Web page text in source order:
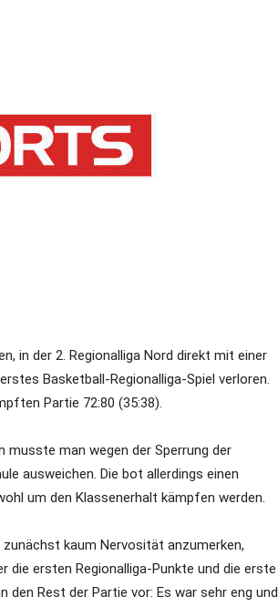
in der 2. Regionalliga Nord direkt mit einer
Basketball-Regionalliga-Spiel verloren.
Partie 72:80 (35:38).
man wegen der Sperrung der
ausweichen. Die bot allerdings einen
um den Klassenerhalt kämpfen werden.
zunächst kaum Nervosität anzumerken,
ersten Regionalliga-Punkte und die erste
den Rest der Partie vor: Es war sehr eng und